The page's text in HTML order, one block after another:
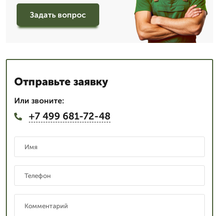
Задать вопрос
Отправьте заявку
Или звоните:
+7 499 681-72-48